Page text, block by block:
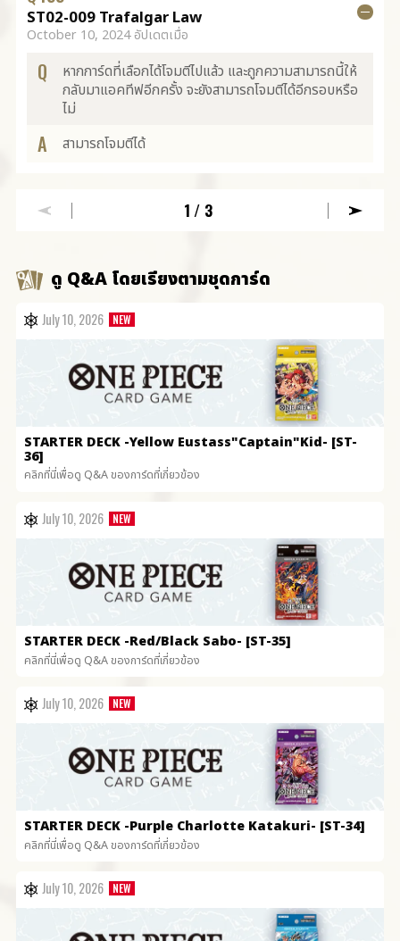
ST02-009 Trafalgar Law
October 10, 2024 อัปเดตเมื่อ
Q
หากการ์ดที่เลือกได้โจมตีไปแล้ว และถูกความสามารถนี้ให้
กลับมาแอคทีฟอีกครั้ง จะยังสามารถโจมตีได้อีกรอบหรือ
ไม่
A สามารถโจมตีได้
1/3
ดู Q&A โดยเรียงตามชุดการ์ด
July 10, 2026
STARTER DECK -Yellow Eustass"Captain"Kid- [ST-
36]
คลิกที่นี่เพื่อดู Q&A ของการ์ดที่เกี่ยวข้อง
July 10, 2026
STARTER DECK -Red/Black Sabo- [ST-35]
คลิกที่นี่เพื่อดู Q&A ของการ์ดที่เกี่ยวข้อง
July 10, 2026
STARTER DECK -Purple Charlotte Katakuri- [ST-34]
คลิกที่นี่เพื่อดู Q&A ของการ์ดที่เกี่ยวข้อง
July 10, 2026